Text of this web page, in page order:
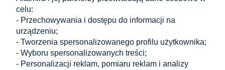
Kolce przeciw ptakom 50 cm – listwa odstraszająca
120 kolców/m, stal nierdzewna
19,32 zł
Cena netto:15,71 zł do koszyka
celu:
- Przechowywania i dostępu do informacji na
urządzeniu;
- Tworzenia spersonalizowanego profilu użytkownika;
- Wyboru spersonalizowanych treści;
- Personalizacji reklam, pomiaru reklam i analizy